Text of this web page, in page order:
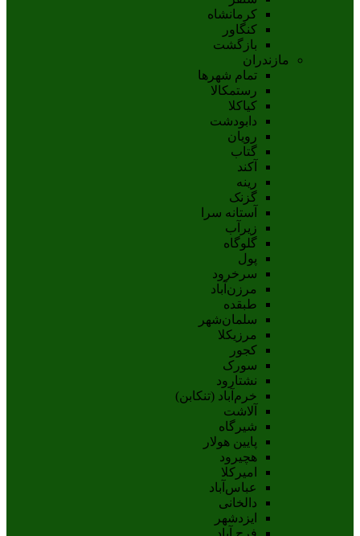
کرمانشاه
کنگاور
بازگشت
مازندران
تمام شهر‌ها
رستمکالا
کیاکلا
دابودشت
رویان
گتاب
آکند
رینه
گزنک
آستانه سرا
زیرآب
گلوگاه
پول
سرخرود
مرزن‌آباد
طبقده
سلمان‌شهر
مرزیکلا
کجور
سورک
نشتارود
خرم‌آباد (تنکابن)
آلاشت
شیرگاه
پایین هولار
هچیرود
امیرکلا
عباس‌آباد
دالخانی
ایزدشهر
فرح آباد